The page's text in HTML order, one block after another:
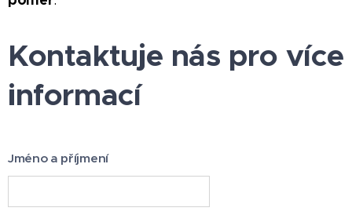
Kontaktuje nás pro více
informací
Jméno a příjmení